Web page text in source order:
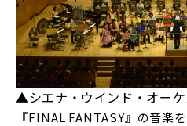
▲シエナ・ウインド・オー
『FINAL FANTASY』の音楽